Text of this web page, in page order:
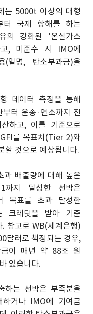
는 5000t 이상의 대형
터 국제 항해를 하는
강화된 ‘온실가스
고, 미준수 시 IMO에
일명, 탄소부과금)을
데이터 측정을 통해
터 운송·연소까지 전
하고, 이를 기준으로
를 목표치(Tier 2)와
할 것으로 예상됩니다.
배출량에 대해 높은
지 달성한 선박은
목표를 초과 달성한
크레딧을 받아 기준
참고로 WB(세계은행)
달러로 책정되는 경우,
금이 매년 약 88조 원
있습니다.
하는 선박은 부족분을
거나 IMO에 기여금